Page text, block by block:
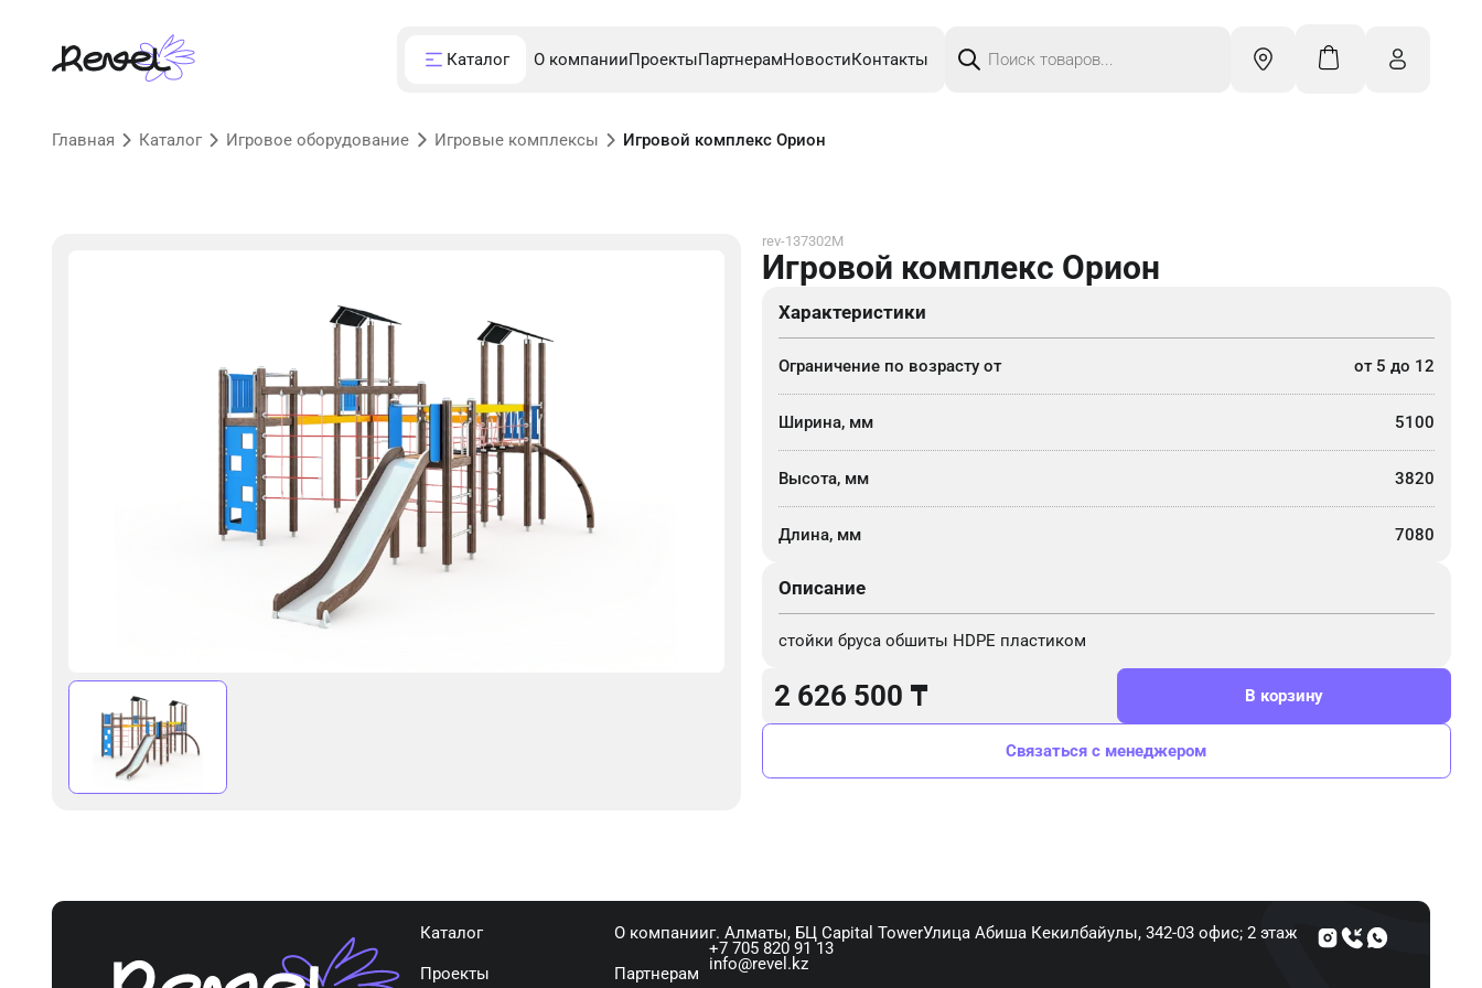
Каталог О компанииПроектыПартнерамНовостиКонтакты
товаров
Главная Каталог Игровое оборудование Игровые комплексы Игровой комплекс Орион
rev-137302M
Игровой комплекс Орион
Характеристики
Ограничение по возрасту от от 5 до 12
Ширина, мм 5100
Высота, мм 3820
Длина, мм 7080
Описание
стойки бруса обшиты HDPE пластиком
2 626 500 ₸ В корзину
Связаться с менеджером
Каталог О компании
Проекты Партнерам
г. Алматы, ​БЦ Capital Tower​Улица Абиша Кекилбайулы, 34​2-03 офис; 2 этаж
+7 705 820 91 13
info@revel.kz